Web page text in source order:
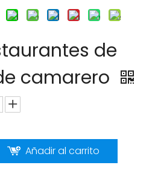
de
camarero
Añadir al carrito